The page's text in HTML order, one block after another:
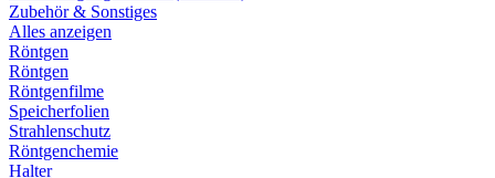
Zubehör & Sonstiges
Alles anzeigen
Röntgen
Röntgen
Röntgenfilme
Speicherfolien
Strahlenschutz
Röntgenchemie
Halter